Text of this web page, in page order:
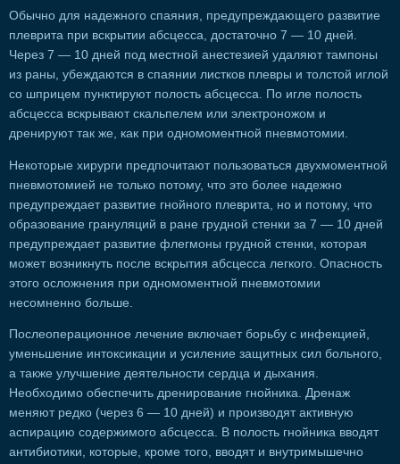
Обычно для надежного спаяния, предупреждающего развитие
плеврита при вскрытии абсцесса, достаточно 7 — 10 дней.
Через 7 — 10 дней под местной анестезией удаляют тампоны
из раны, убеждаются в спаянии листков плевры и толстой иглой
со шприцем пунктируют полость абсцесса. По игле полость
абсцесса вскрывают скальпелем или электроножом и
дренируют так же, как при одномоментной пневмотомии.
Некоторые хирурги предпочитают пользоваться двухмоментной
пневмотомией не только потому, что это более надежно
предупреждает развитие гнойного плеврита, но и потому, что
образование грануляций в ране грудной стенки за 7 — 10 дней
предупреждает развитие флегмоны грудной стенки, которая
может возникнуть после вскрытия абсцесса легкого. Опасность
этого осложнения при одномоментной пневмотомии
несомненно больше.
Послеоперационное лечение включает борьбу с инфекцией,
уменьшение интоксикации и усиление защитных сил больного,
а также улучшение деятельности сердца и дыхания.
Необходимо обеспечить дренирование гнойника. Дренаж
меняют редко (через 6 — 10 дней) и производят активную
аспирацию содержимого абсцесса. В полость гнойника вводят
антибиотики, которые, кроме того, вводят и внутримышечно